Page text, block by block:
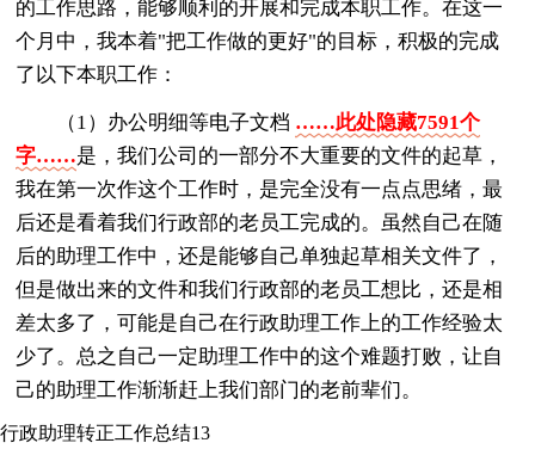
的工作思路，能够顺利的开展和完成本职工作。在这一
个月中，我本着"把工作做的更好"的目标，积极的完成
了以下本职工作：
（1）办公明细等电子文档 ……此处隐藏7591个
字……是，我们公司的一部分不大重要的文件的起草，
我在第一次作这个工作时，是完全没有一点点思绪，最
后还是看着我们行政部的老员工完成的。虽然自己在随
后的助理工作中，还是能够自己单独起草相关文件了，
但是做出来的文件和我们行政部的老员工想比，还是相
差太多了，可能是自己在行政助理工作上的工作经验太
少了。总之自己一定助理工作中的这个难题打败，让自
己的助理工作渐渐赶上我们部门的老前辈们。
行政助理转正工作总结13